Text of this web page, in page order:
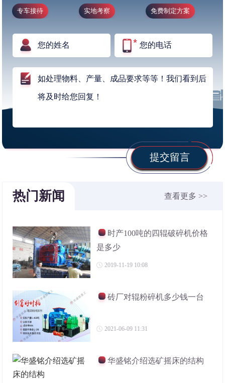
专车接待 实地考察 免费制定方案
提交留言
热门新闻 查看更多 >>
时产100吨的四辊破碎机价格
是多少
2019-11-19 10:08
砖厂对辊粉碎机多少钱一台
2021-06-09 11:31
华盛铭介绍选矿摇床的结构